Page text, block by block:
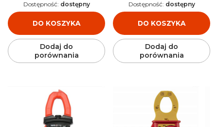
DO KOSZYKA
Dostępność: dostępny
Dodaj do
porównania
DO KOSZYKA
Dostępność: dostępny
Dodaj do
porównania